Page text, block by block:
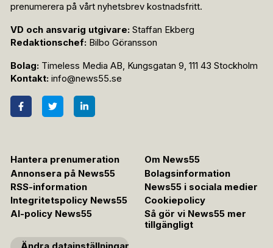
prenumerera på vårt nyhetsbrev kostnadsfritt.
VD och ansvarig utgivare: Staffan Ekberg
Redaktionschef: Bilbo Göransson
Bolag: Timeless Media AB, Kungsgatan 9, 111 43 Stockholm
Kontakt: info@news55.se
Hantera prenumeration
Om News55
Annonsera på News55
Bolagsinformation
RSS-information
News55 i sociala medier
Integritetspolicy News55
Cookiepolicy
AI-policy News55
Så gör vi News55 mer
tillgängligt